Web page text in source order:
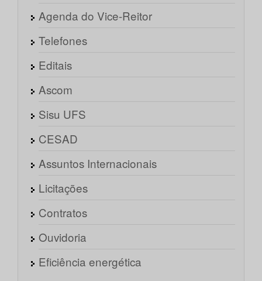
Agenda do Vice-Reitor
Telefones
Editais
Ascom
Sisu UFS
CESAD
Assuntos Internacionais
Licitações
Contratos
Ouvidoria
Eficiência energética